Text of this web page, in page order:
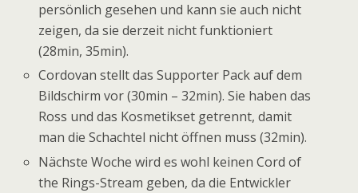
persönlich gesehen und kann sie auch nicht
zeigen, da sie derzeit nicht funktioniert
(28min, 35min).
Cordovan stellt das Supporter Pack auf dem
Bildschirm vor (30min – 32min). Sie haben das
Ross und das Kosmetikset getrennt, damit
man die Schachtel nicht öffnen muss (32min).
Nächste Woche wird es wohl keinen Cord of
the Rings-Stream geben, da die Entwickler